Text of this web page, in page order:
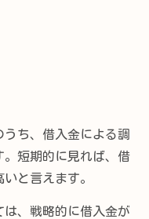
ち、借入金による調
。短期的に見れば、借
と言えます。
は、戦略的に借入金が